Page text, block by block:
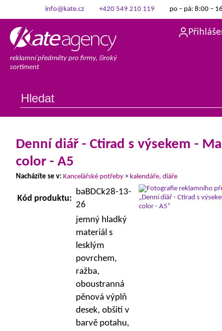
info@kate.cz +420 549 210 119 po – pá: 8:00 –
reklamní předměty pro firmy, široký
sortiment
Denní diář - Ctirad s výsekem -
color - A5
Nacházíte se v: Kancelářské potřeby > kalendáře, diáře
Kód produktu:
baBDCk28-13-
26
jemný hladký
materiál s
lesklým
povrchem,
ražba,
oboustranná
pěnová výplň
desek, obšití v
barvě potahu,